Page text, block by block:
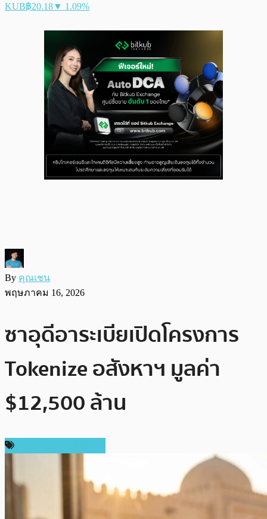
KUB฿20.18▼ 1.09%
By คุณเชน
พฤษภาคม 16, 2026
ซาอุดีอาระเบียเปิดโครงการ
Tokenize อสังหาฯ มูลค่า
$12,500 ล้าน